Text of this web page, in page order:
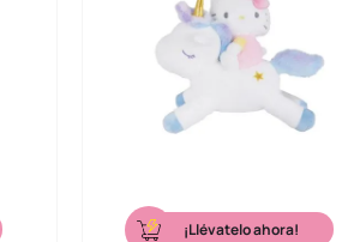
¡Llévatelo ahora!